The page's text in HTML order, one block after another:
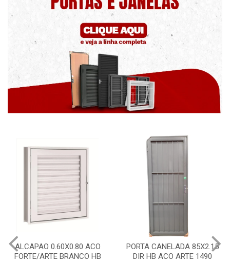
PORTA CANELADA 85X2.15
DIR HB ACO ARTE 1490
PORTA LAMINADA 60X215
DIR POP/MIX HB